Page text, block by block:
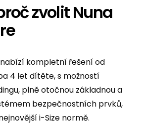
zvolit Nuna
nabízí kompletní řešení od
4 let dítěte, s možností
plně otočnou základnou a
bezpečnostních prvků,
i-Size normě.